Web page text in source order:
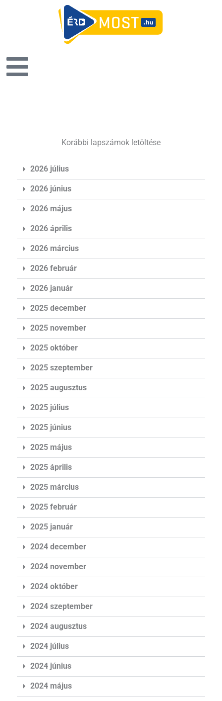
Korábbi lapszámok letöltése
2026 július
2026 június
2026 május
2026 április
2026 március
2026 február
2026 január
2025 december
2025 november
2025 október
2025 szeptember
2025 augusztus
2025 július
2025 június
2025 május
2025 április
2025 március
2025 február
2025 január
2024 december
2024 november
2024 október
2024 szeptember
2024 augusztus
2024 július
2024 június
2024 május